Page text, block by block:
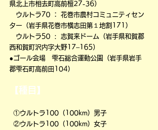
県北上市相去町高前檀27-36）
ウルトラ70 ： 花巻市農村コミュニティセン
ター（岩手県花巻市横志田第１地割171）
ウルトラ50 : 志賀来ドーム（岩手県和賀郡
西和賀町沢内字大野17‒165）
●ゴール会場 雫石総合運動公園（岩手県岩手
郡雫石町高前田104）
【種目】
①ウルトラ100（100km）男子
②ウルトラ100（100km）女子